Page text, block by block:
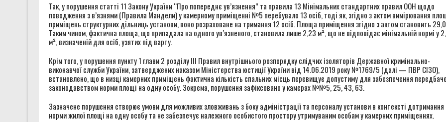
Так, у порушення статті 11 Закону України “Про попереднє ув’язнення” та правила 13 Мінімальних стандартних правил ООН щодо
поводження з в’язнями (Правила Мандели) у камерному приміщенні №5 перебувало 13 осіб, тоді як, згідно з актом вимірювання
приміщень структурних дільниць установи, воно розраховане на тримання 12 осіб. Площа приміщення згідно з актом становить
Таким чином, фактична площа, що припадала на одного ув’язненого, становила лише 2,23 м², що не відповідає мінімальній нормі у
м², визначеній для осіб, узятих під варту.
Крім того, у порушення пункту 1 глави 2 розділу III Правил внутрішнього розпорядку слідчих ізоляторів Державної кримінально-
виконавчої служби України, затверджених наказом Міністерства юстиції України від 14.06.2019 року №1769/5 (далі — ПВР СІЗО),
встановлено, що в низці камерних приміщень фактична кількість спальних місць перевищує допустиму для забезпечення
законодавством норми площі на одну особу. Зокрема, порушення зафіксовано у камерах №№5, 25, 43, 63.
Зазначене порушення створює умови для можливих зловживань з боку адміністрації та персоналу установи в контексті дотримання
норми жилої площі на одну особу та не забезпечує належного особистого простору утримуваним особам у камерних приміщеннях.